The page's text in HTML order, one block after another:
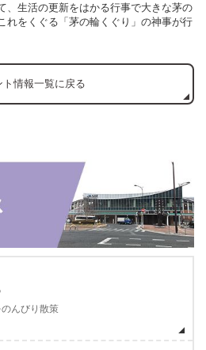
、生活の更新をはかる行事で大きな茅の
れをくぐる「茅の輪くぐり」の神事が行
ト情報一覧に戻る
んびり散策